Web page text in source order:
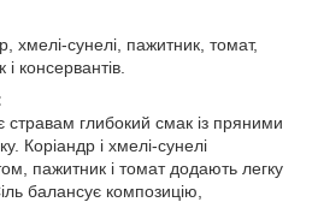
хмелі-сунелі, пажитник, томат,
консервантів.
глибокий смак із пряними
Коріандр і хмелі-сунелі
пажитник і томат додають легку
балансує композицію,